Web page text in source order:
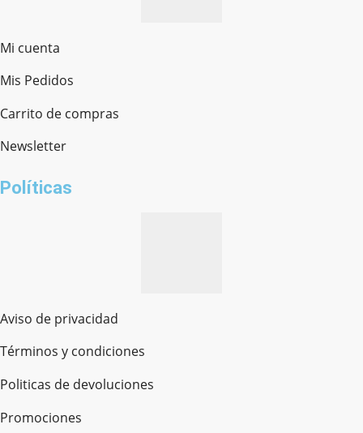
Mi cuenta
Mis Pedidos
Carrito de compras
Newsletter
Políticas
Aviso de privacidad
Términos y condiciones
Politicas de devoluciones
Promociones